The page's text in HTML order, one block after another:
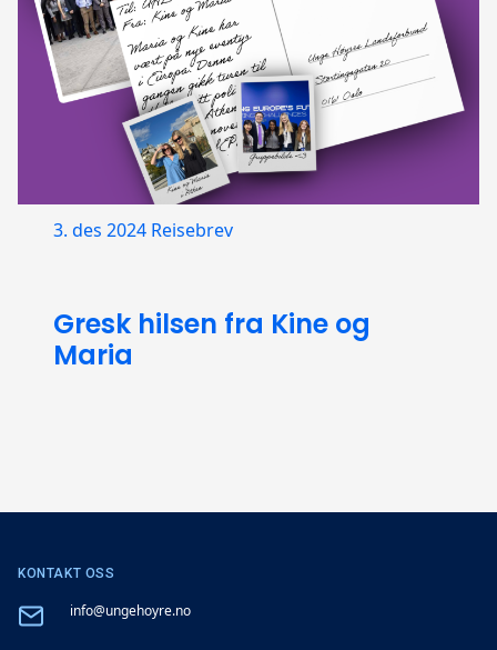
3. des 2024 Reisebrev
Gresk hilsen fra Kine og
Maria
KONTAKT OSS
Email info@ungehoyre.no